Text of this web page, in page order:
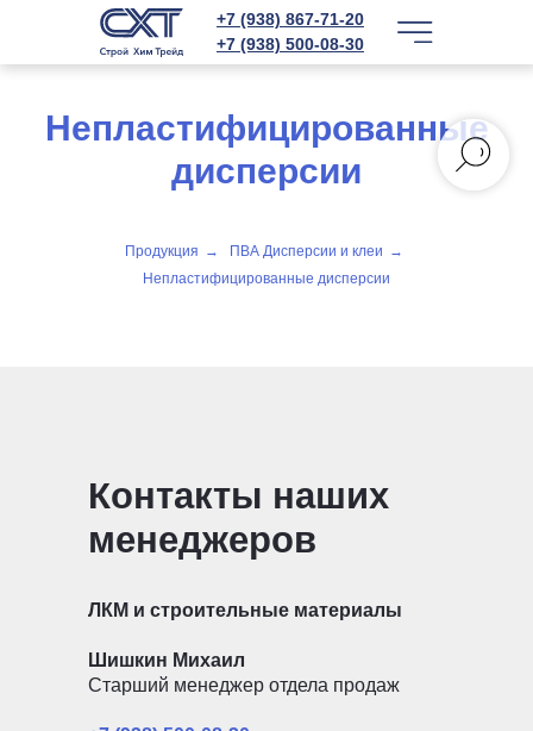
+7 (938) 867-71-20
+7 (938) 500-08-30
Непластифицированные
дисперсии
Продукция → ПВА Дисперсии и клеи →
Непластифицированные дисперсии
Контакты наших
менеджеров
ЛКМ и строительные материалы
Шишкин Михаил
Старший менеджер отдела продаж